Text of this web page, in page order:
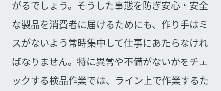
がるでしょう。そうした事態を防ぎ安心・安全
な製品を消費者に届けるためにも、作り手はミ
スがないよう常時集中して仕事にあたらなけれ
ばなりません。特に異常や不備がないかをチェ
ックする検品作業では、ライン上で作業するた